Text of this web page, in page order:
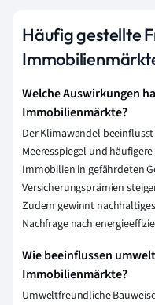
Häufig gestellte
Welche Auswirkungen
Immobilienmärkte?
Der Klimawandel
Meeresspiegel und
Immobilien in gefährdeten
Versicherungsprämien
Zudem gewinnt
Nachfrage nach
Wie beeinflussen
Immobilienmärkte?
Umweltfreundliche